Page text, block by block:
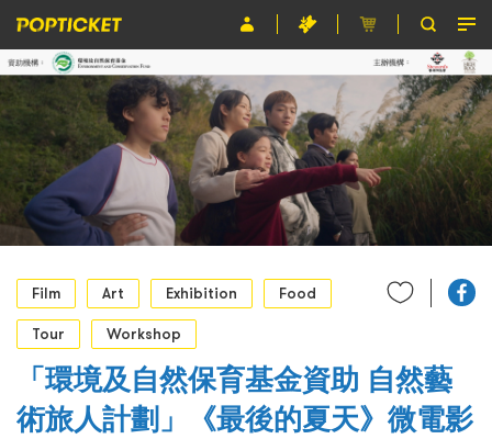
Event
Organiser
About POPTICKET
Terms and Conditions
繁
Film
Art Exhibition Food
Tour Workshop
「環境及自然保育基金資助 自然藝
術旅人計劃」《最後的夏天》微電影